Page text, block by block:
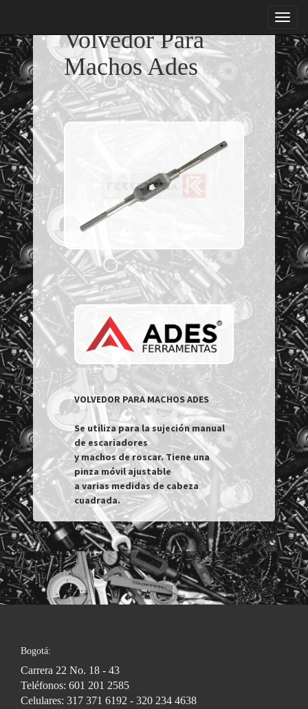
menu
Volvedor Para
Machos Ades
VOLVEDOR PARA MACHOS ADES
Se utiliza para la sujeción manual
de escariadores
y machos de roscar. Tiene una
pinza móvil ajustable
a varias medidas de cabeza
cuadrada.
Bogotá:
Carrera 22 No. 18 - 43
Teléfonos: 601 201 2585
Celulares: 317 371 6192 - 320 234 4638